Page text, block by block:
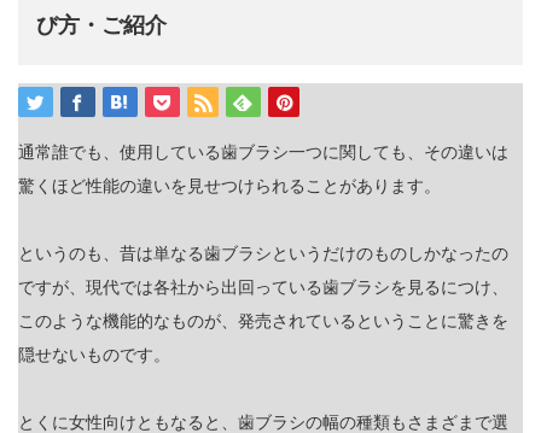
び方・ご紹介
通常誰でも、使用している歯ブラシ一つに関しても、その違いは
驚くほど性能の違いを見せつけられることがあります。
というのも、昔は単なる歯ブラシというだけのものしかなったの
ですが、現代では各社から出回っている歯ブラシを見るにつけ、
このような機能的なものが、発売されているということに驚きを
隠せないものです。
とくに女性向けともなると、歯ブラシの幅の種類もさまざまで選